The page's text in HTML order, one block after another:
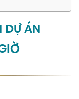
DỰ ÁN